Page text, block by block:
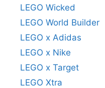
LEGO Wicked
LEGO World Builder
LEGO x Adidas
LEGO x Nike
LEGO x Target
LEGO Xtra